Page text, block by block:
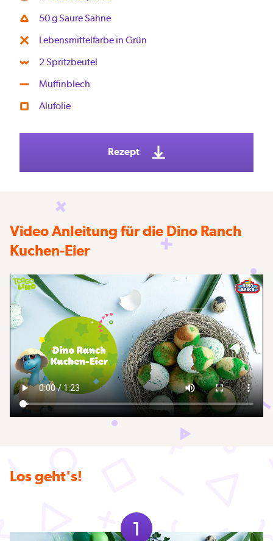
50 g Saure Sahne
Lebensmittelfarbe in Grün
2 Spritzbeutel
Muffinblech
Alufolie
Rezept
Video Anleitung für die Dino Ranch
Kuchen-Eier
Los geht's!
1